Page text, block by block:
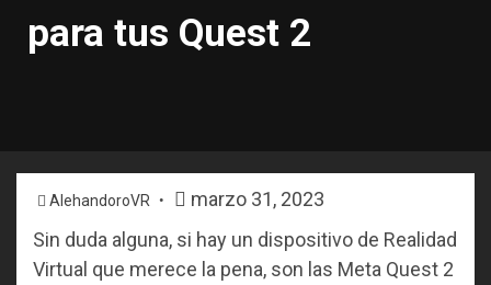
para tus Quest 2
AlehandoroVR
marzo 31, 2023
Sin duda alguna, si hay un dispositivo de Realidad
Virtual que merece la pena, son las Meta Quest 2